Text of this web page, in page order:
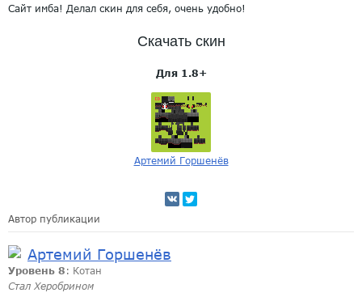
Сайт имба! Делал скин для себя, очень удобно!
Скачать скин
Для 1.8+
Артемий Горшенёв
Автор публикации
Артемий Горшенёв
Уровень 8 : Котан
Стал Херобрином